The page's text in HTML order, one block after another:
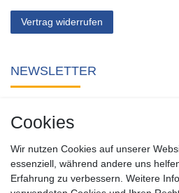
Vertrag widerrufen
NEWSLETTER
Sie keine Neuigkeit oder Aktion aus
Zum Newsletter anmelden
Cookies
Wir nutzen Cookies auf unserer
essenziell, während andere uns
Erfahrung zu verbessern. Weitere